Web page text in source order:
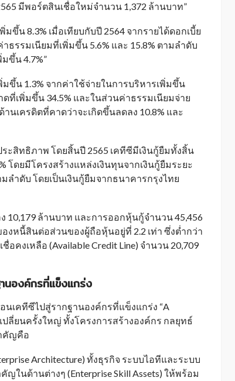
มีพอร์ตสินเชื่อใหม่จำนวน 1,372 ล้านบาท”
ขึ้น 8.3% เมื่อเทียบกับปี 2564 จากรายได้ดอกเบี้ย
ธรรมเนียมที่เพิ่มขึ้น 5.6% และ 15.8% ตามลำดับ
ขึ้น 4.7%”
ขึ้น 1.3% จากค่าใช้จ่ายในการบริหารเพิ่มขึ้น
ที่เพิ่มขึ้น 34.5% และในส่วนค่าธรรมเนียมจ่าย
เครดิตที่คาดว่าจะเกิดขึ้นลดลง 10.8% และ
ะสิทธิภาพ โดยสิ้นปี 2565 เคทีซีมีเงินกู้ยืมทั้งสิ้น
โดยมีโครงสร้างแหล่งเงินทุนจากเงินกู้ยืมระยะ
ลำดับ โดยเป็นเงินกู้ยืมจากธนาคารกรุงไทย
10,179 ล้านบาท และการออกหุ้นกู้จำนวน 45,456
งหนี้สินต่อส่วนของผู้ถือหุ้นอยู่ที่ 2.2 เท่า ซึ่งต่ำกว่า
คงเหลือ (Available Credit Line) จำนวน 20,709
นองค์กรที่แข็งแกร่ง
นเคทีซีไปสู่รากฐานองค์กรที่แข็งแกร่ง “A
เปลี่ยนครั้งใหญ่ ทั้งโครงการสร้างองค์กร กลยุทธ์
คัญคือ
Architecture) ทั้งธุรกิจ ระบบไอทีและระบบ
นด้านต่างๆ (Enterprise Skill Assets) ให้พร้อม